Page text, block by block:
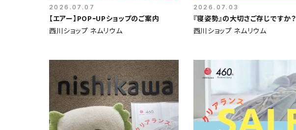
2026.07.07
【エアー】POPｰUPショップのご案内
西川ショップ ネムリウム
2026.07.03
『寝姿勢』の大切さご存じですか？
西川ショップ ネムリウム